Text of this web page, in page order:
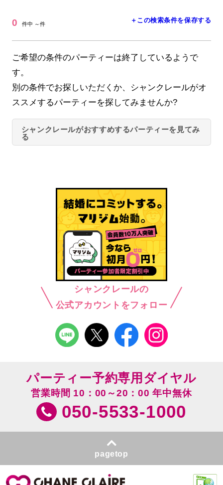
0 件中 ～件 ＋この検索条件を保存する
ご希望の条件のパーティーは終了しているようで
す。
別の条件でお探しいただくか、シャンクレールがオ
ススメするパーティーを探してみませんか?
シャンクレールがおすすめするパーティーを見てみ
る
シャンクレールの
公式アカウントをフォロー
パーティー予約専用ダイヤル
営業時間 10：00～20：00 年中無休
050-5533-1000
pagetop